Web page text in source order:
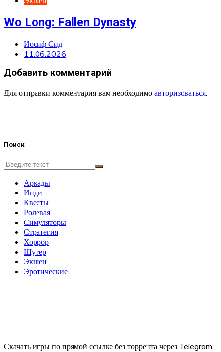
Wo Long: Fallen Dynasty
Иосиф Сид
11.06.2026
Добавить комментарий
Для отправки комментария вам необходимо авторизоваться.
Поиск
Аркады
Инди
Квесты
Ролевая
Симуляторы
Стратегия
Хоррор
Шутер
Экшен
Эротические
Скачать игры по прямой ссылке без торрента через Telegram